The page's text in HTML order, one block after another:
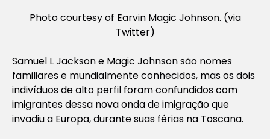
Photo courtesy of Earvin Magic Johnson. (via
Twitter)
Samuel L Jackson e Magic Johnson são nomes
familiares e mundialmente conhecidos, mas os dois
indivíduos de alto perfil foram confundidos com
imigrantes dessa nova onda de imigração que
invadiu a Europa, durante suas férias na Toscana.